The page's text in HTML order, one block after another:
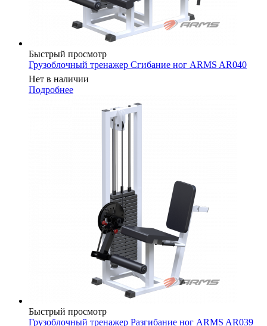
Быстрый просмотр
Грузоблочный тренажер Сгибание ног ARMS AR040
Нет в наличии
Подробнее
Быстрый просмотр
Грузоблочный тренажер Разгибание ног ARMS AR039